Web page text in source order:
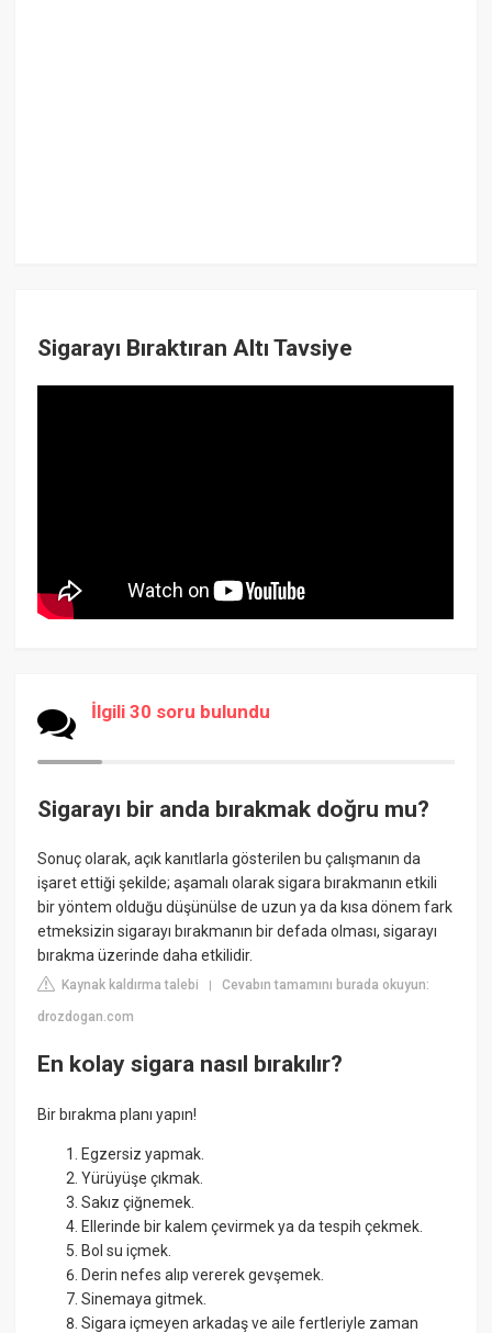
Sigarayı Bıraktıran Altı Tavsiye
İlgili 30 soru bulundu
Sigarayı bir anda bırakmak doğru mu?
Sonuç olarak, açık kanıtlarla gösterilen bu çalışmanın da
işaret ettiği şekilde; aşamalı olarak sigara bırakmanın etkili
bir yöntem olduğu düşünülse de uzun ya da kısa dönem fark
etmeksizin sigarayı bırakmanın bir defada olması, sigarayı
bırakma üzerinde daha etkilidir.
Kaynak kaldırma talebi |Cevabın tamamını burada okuyun:
drozdogan.com
En kolay sigara nasıl bırakılır?
Bir bırakma planı yapın!
Egzersiz yapmak.
Yürüyüşe çıkmak.
Sakız çiğnemek.
Ellerinde bir kalem çevirmek ya da tespih çekmek.
Bol su içmek.
Derin nefes alıp vererek gevşemek.
Sinemaya gitmek.
Sigara içmeyen arkadaş ve aile fertleriyle zaman